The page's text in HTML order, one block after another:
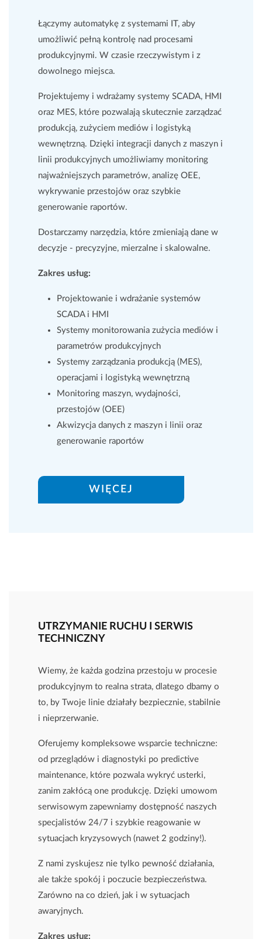
Łączymy automatykę z systemami IT, aby
umożliwić pełną kontrolę nad procesami
produkcyjnymi. W czasie rzeczywistym i z
dowolnego miejsca.
Projektujemy i wdrażamy systemy SCADA, HMI
oraz MES, które pozwalają skutecznie zarządzać
produkcją, zużyciem mediów i logistyką
wewnętrzną. Dzięki integracji danych z maszyn i
linii produkcyjnych umożliwiamy monitoring
najważniejszych parametrów, analizę OEE,
wykrywanie przestojów oraz szybkie
generowanie raportów.
Dostarczamy narzędzia, które zmieniają dane w
decyzje - precyzyjne, mierzalne i skalowalne.
Zakres usług:
Projektowanie i wdrażanie systemów
SCADA i HMI
Systemy monitorowania zużycia mediów i
parametrów produkcyjnych
Systemy zarządzania produkcją (MES),
operacjami i logistyką wewnętrzną
Monitoring maszyn, wydajności,
przestojów (OEE)
Akwizycja danych z maszyn i linii oraz
generowanie raportów
WIĘCEJ
UTRZYMANIE RUCHU I SERWIS
TECHNICZNY
Wiemy, że każda godzina przestoju w procesie
produkcyjnym to realna strata, dlatego dbamy o
to, by Twoje linie działały bezpiecznie, stabilnie
i nieprzerwanie.
Oferujemy kompleksowe wsparcie techniczne:
od przeglądów i diagnostyki po predictive
maintenance, które pozwala wykryć usterki,
zanim zakłócą one produkcję. Dzięki umowom
serwisowym zapewniamy dostępność naszych
specjalistów 24/7 i szybkie reagowanie w
sytuacjach kryzysowych (nawet 2 godziny!).
Z nami zyskujesz nie tylko pewność działania,
ale także spokój i poczucie bezpieczeństwa.
Zarówno na co dzień, jak i w sytuacjach
awaryjnych.
Zakres usług:
Automatyzacja
procesów
Systemy IT/IO
Utrzymanie ruchu i
serwis techniczny
Audyty bezpieczeństwa
i certyfikacja CE
Relokacje maszyn i linii
produkcyjnych
Biogazownia i
Defence & Space
Optymalizacja
procesów
produkcyjnych
Oferta CNC
O nas Pracuj z nami Zgłoszenie serwisowe